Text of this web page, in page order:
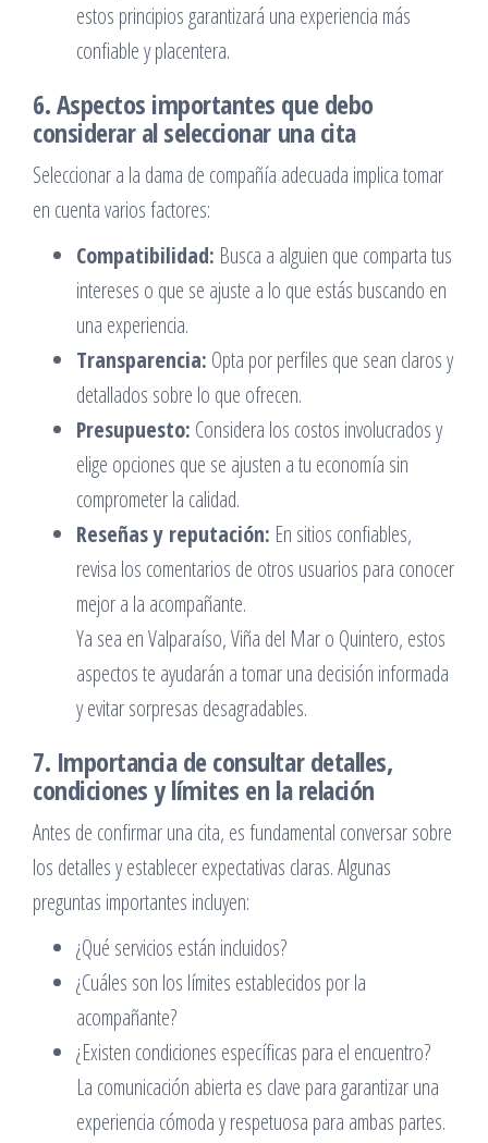
estos principios garantizará una experiencia más
confiable y placentera.
6. Aspectos importantes que debo
considerar al seleccionar una cita
Seleccionar a la dama de compañía adecuada implica tomar
en cuenta varios factores:
Compatibilidad: Busca a alguien que comparta tus
intereses o que se ajuste a lo que estás buscando en
una experiencia.
Transparencia: Opta por perfiles que sean claros y
detallados sobre lo que ofrecen.
Presupuesto: Considera los costos involucrados y
elige opciones que se ajusten a tu economía sin
comprometer la calidad.
Reseñas y reputación: En sitios confiables,
revisa los comentarios de otros usuarios para conocer
mejor a la acompañante.
Ya sea en Valparaíso, Viña del Mar o Quintero, estos
aspectos te ayudarán a tomar una decisión informada
y evitar sorpresas desagradables.
7. Importancia de consultar detalles,
condiciones y límites en la relación
Antes de confirmar una cita, es fundamental conversar sobre
los detalles y establecer expectativas claras. Algunas
preguntas importantes incluyen:
¿Qué servicios están incluidos?
¿Cuáles son los límites establecidos por la
acompañante?
¿Existen condiciones específicas para el encuentro?
La comunicación abierta es clave para garantizar una
experiencia cómoda y respetuosa para ambas partes.